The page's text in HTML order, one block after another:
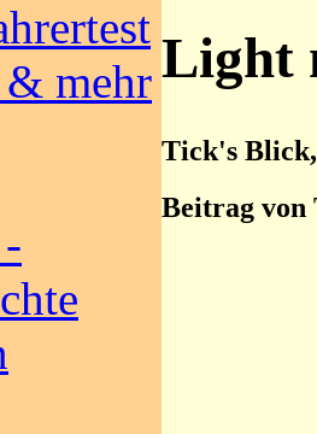
mehrLight
Tick's Blick,
Beitrag von